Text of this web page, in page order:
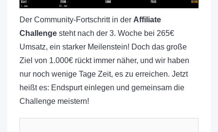
Der Community-Fortschritt in der Affiliate
Challenge steht nach der 3. Woche bei 265€
Umsatz, ein starker Meilenstein! Doch das große
Ziel von 1.000€ rückt immer näher, und wir haben
nur noch wenige Tage Zeit, es zu erreichen. Jetzt
heißt es: Endspurt einlegen und gemeinsam die
Challenge meistern!